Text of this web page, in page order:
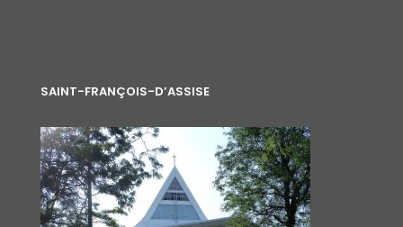
SAINT-FRANÇOIS-D’ASSISE